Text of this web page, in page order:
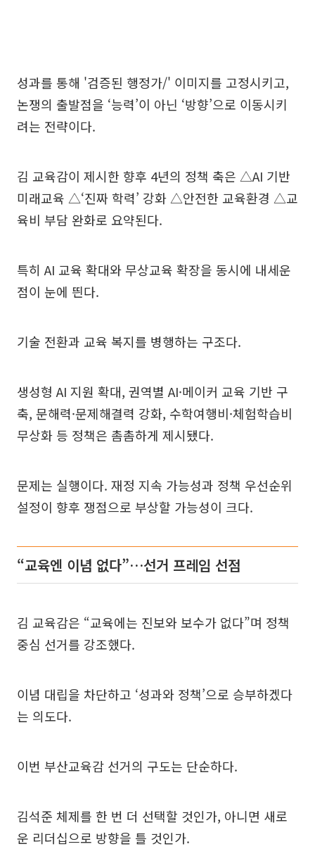
성과를 통해 '검증된 행정가/' 이미지를 고정시키고,
논쟁의 출발점을 ‘능력’이 아닌 ‘방향’으로 이동시키
려는 전략이다.
김 교육감이 제시한 향후 4년의 정책 축은 △AI 기반
미래교육 △‘진짜 학력’ 강화 △안전한 교육환경 △교
육비 부담 완화로 요약된다.
특히 AI 교육 확대와 무상교육 확장을 동시에 내세운
점이 눈에 띈다.
기술 전환과 교육 복지를 병행하는 구조다.
생성형 AI 지원 확대, 권역별 AI·메이커 교육 기반 구
축, 문해력·문제해결력 강화, 수학여행비·체험학습비
무상화 등 정책은 촘촘하게 제시됐다.
문제는 실행이다. 재정 지속 가능성과 정책 우선순위
설정이 향후 쟁점으로 부상할 가능성이 크다.
“교육엔 이념 없다”…선거 프레임 선점
김 교육감은 “교육에는 진보와 보수가 없다”며 정책
중심 선거를 강조했다.
이념 대립을 차단하고 ‘성과와 정책’으로 승부하겠다
는 의도다.
이번 부산교육감 선거의 구도는 단순하다.
김석준 체제를 한 번 더 선택할 것인가, 아니면 새로
운 리더십으로 방향을 틀 것인가.